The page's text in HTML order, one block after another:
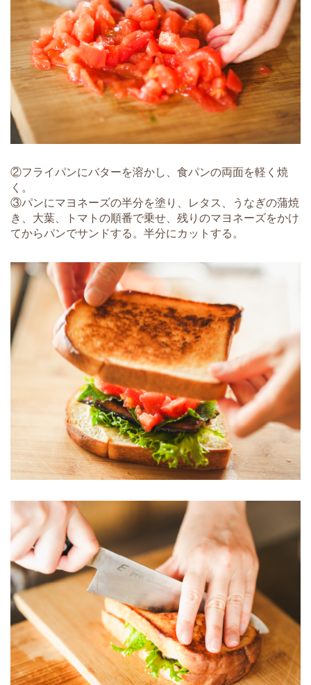
②フライパンにバターを溶かし、食パンの両面を軽く焼
く。
③パンにマヨネーズの半分を塗り、レタス、うなぎの蒲焼
き、大葉、トマトの順番で乗せ、残りのマヨネーズをかけ
てからパンでサンドする。半分にカットする。